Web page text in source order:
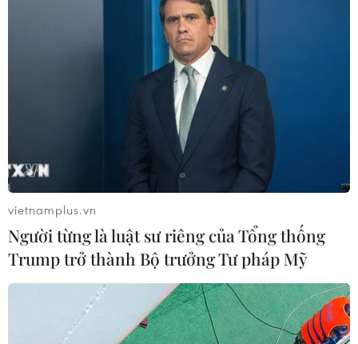
Tình trạng thảm sát tiếp diễn ở CHDC
Congo, ít nhất 6 người bị giết
18/05/2020 23:42
vietnamplus.vn
Người từng là luật sư riêng của Tổng thống
Trump trở thành Bộ trưởng Tư pháp Mỹ